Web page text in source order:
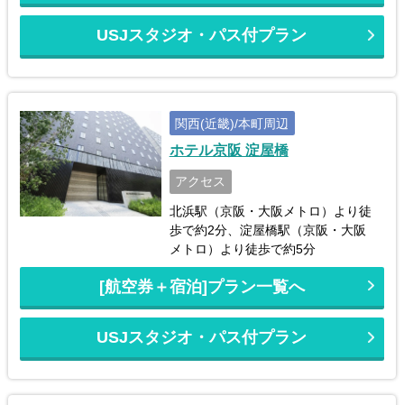
USJスタジオ・パス付プラン
関西(近畿)/本町周辺
ホテル京阪 淀屋橋
アクセス
北浜駅（京阪・大阪メトロ）より徒
歩で約2分、淀屋橋駅（京阪・大阪
メトロ）より徒歩で約5分
[航空券＋宿泊]プラン一覧へ
USJスタジオ・パス付プラン